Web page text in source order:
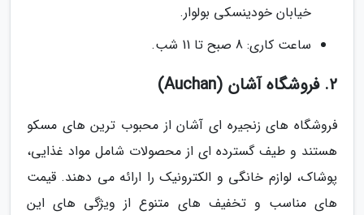
خیابان خودینسکی بولوار.
ساعت کاری: 8 صبح تا 11 شب.
2. فروشگاه آشان (Auchan)
فروشگاه های زنجیره ای آشان از محبوب ترین های مسکو
هستند و طیف گسترده ای از محصولات شامل مواد غذایی،
پوشاک، لوازم خانگی و الکترونیک را ارائه می دهند. قیمت
های مناسب و تخفیف های متنوع از ویژگی های این